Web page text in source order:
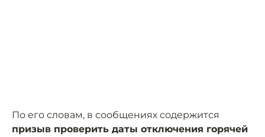
По его словам, в сообщениях содержится
призыв проверить даты отключения горячей